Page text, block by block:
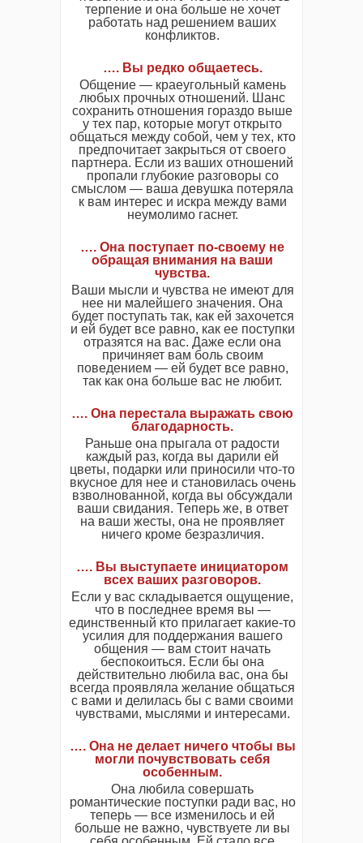
терпение и она больше не хочет
работать над решением ваших
конфликтов.
…. Вы редко общаетесь.
Общение — краеугольный камень
любых прочных отношений. Шанс
сохранить отношения гораздо выше
у тех пар, которые могут открыто
общаться между собой, чем у тех, кто
предпочитает закрыться от своего
партнера. Если из ваших отношений
пропали глубокие разговоры со
смыслом — ваша девушка потеряла
к вам интерес и искра между вами
неумолимо гаснет.
…. Она поступает по-своему не
обращая внимания на ваши
чувства.
Ваши мысли и чувства не имеют для
нее ни малейшего значения. Она
будет поступать так, как ей захочется
и ей будет все равно, как ее поступки
отразятся на вас. Даже если она
причиняет вам боль своим
поведением — ей будет все равно,
так как она больше вас не любит.
…. Она перестала выражать свою
благодарность.
Раньше она прыгала от радости
каждый раз, когда вы дарили ей
цветы, подарки или приносили что-то
вкусное для нее и становилась очень
взволнованной, когда вы обсуждали
ваши свидания. Теперь же, в ответ
на ваши жесты, она не проявляет
ничего кроме безразличия.
…. Вы выступаете инициатором
всех ваших разговоров.
Если у вас складывается ощущение,
что в последнее время вы —
единственный кто прилагает какие-то
усилия для поддержания вашего
общения — вам стоит начать
беспокоиться. Если бы она
действительно любила вас, она бы
всегда проявляла желание общаться
с вами и делилась бы с вами своими
чувствами, мыслями и интересами.
…. Она не делает ничего чтобы вы
могли почувствовать себя
особенным.
Она любила совершать
романтические поступки ради вас, но
теперь — все изменилось и ей
больше не важно, чувствуете ли вы